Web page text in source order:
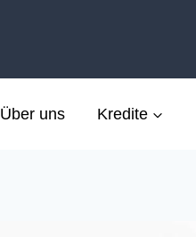
Über uns Kredite